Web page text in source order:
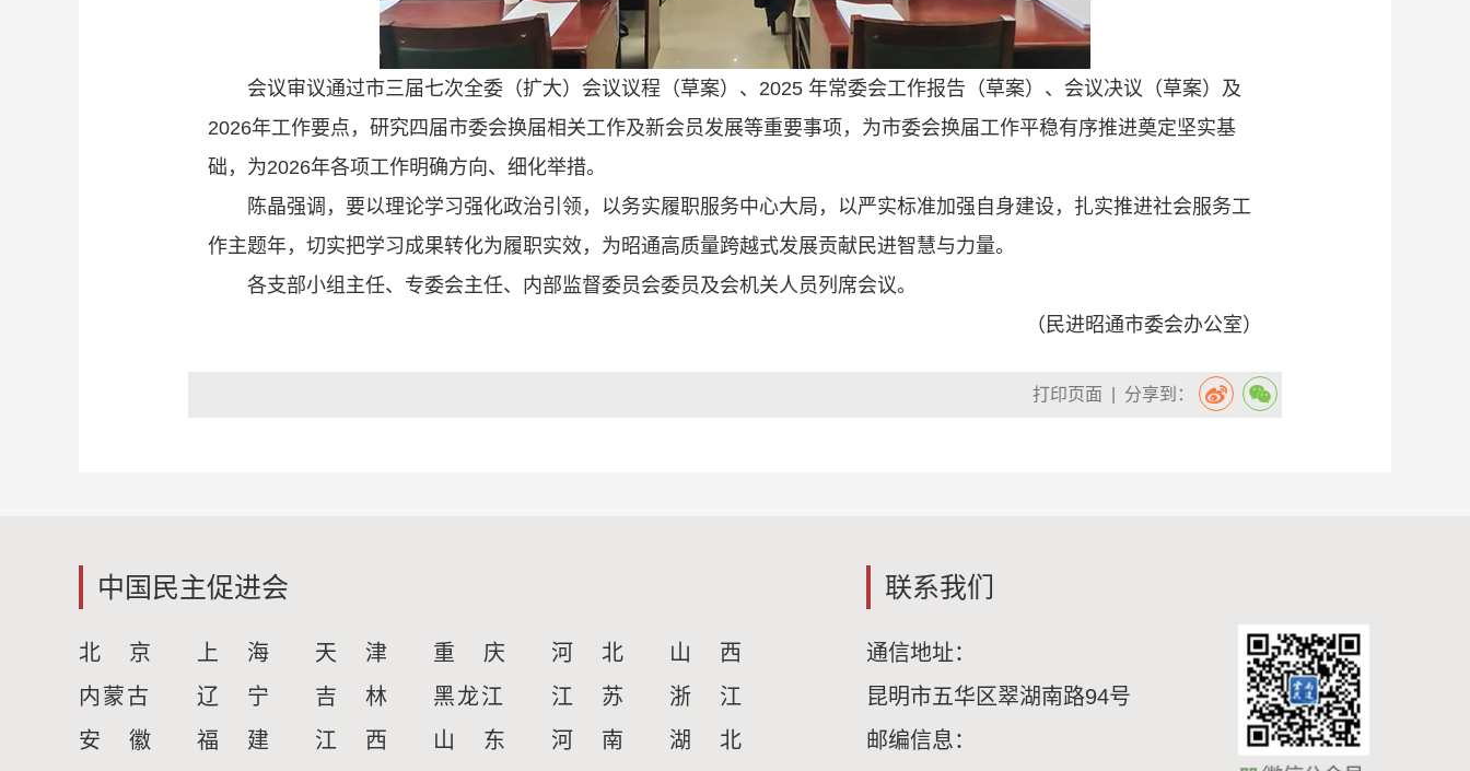
会议审议通过市三届七次全委（扩大）会议议程（草案）、2025 年常委会工作报告（草案）、会议决议（草案）及
2026年工作要点，研究四届市委会换届相关工作及新会员发展等重要事项，为市委会换届工作平稳有序推进奠定坚实基
础，为2026年各项工作明确方向、细化举措。
陈晶强调，要以理论学习强化政治引领，以务实履职服务中心大局，以严实标准加强自身建设，扎实推进社会服务工
作主题年，切实把学习成果转化为履职实效，为昭通高质量跨越式发展贡献民进智慧与力量。
各支部小组主任、专委会主任、内部监督委员会委员及会机关人员列席会议。
（民进昭通市委会办公室）
| 分享到：
打印页面
中国民主促进会
北 京 上 海 天 津 重 庆 河 北
山 西
内蒙古
辽 宁 吉 林 黑龙江 江 苏
浙 江
安 徽
福 建 江 西 山 东 河 南 湖 北
联系我们
通信地址：
昆明市五华区翠湖南路94号
邮编信息：